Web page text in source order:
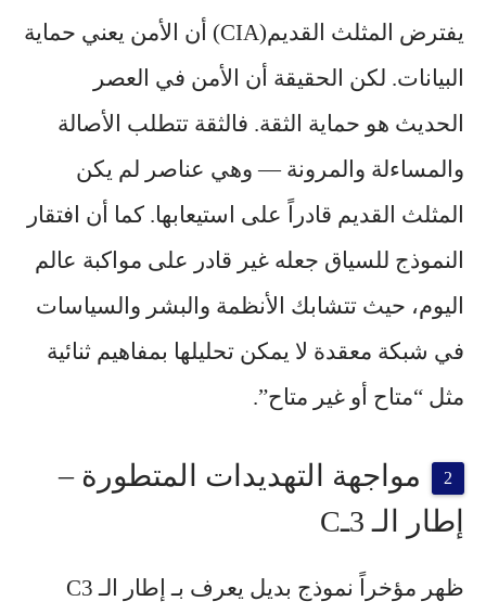
يفترض المثلث القديم(CIA) أن الأمن يعني حماية
البيانات. لكن الحقيقة أن الأمن في العصر
الحديث هو حماية الثقة. فالثقة تتطلب الأصالة
والمساءلة والمرونة — وهي عناصر لم يكن
المثلث القديم قادراً على استيعابها. كما أن افتقار
النموذج للسياق جعله غير قادر على مواكبة عالم
اليوم، حيث تتشابك الأنظمة والبشر والسياسات
في شبكة معقدة لا يمكن تحليلها بمفاهيم ثنائية
مثل “متاح أو غير متاح”.
مواجهة التهديدات المتطورة –
إطار الـ 3ـC
ظهر مؤخراً نموذج بديل يعرف بـ إطار الـ C3